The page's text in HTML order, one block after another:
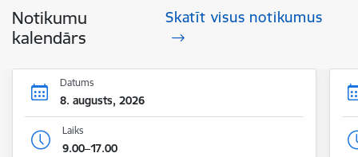
Notikumu
kalendārs
Skatīt visus notikumus
Datums
8. augusts, 2026
Laiks
9.00–17.00